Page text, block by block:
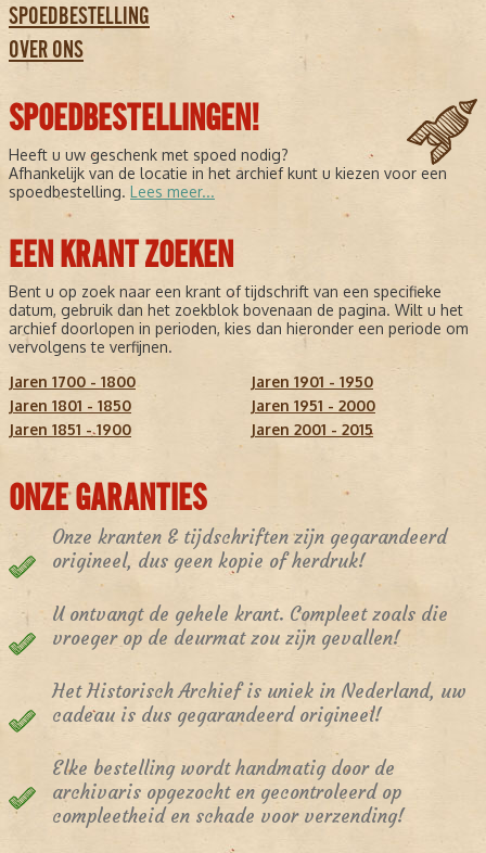
SPOEDBESTELLING
OVER ONS
SPOEDBESTELLINGEN!
Heeft u uw geschenk met spoed nodig?
Afhankelijk van de locatie in het archief kunt u kiezen voor een
spoedbestelling. Lees meer...
EEN KRANT ZOEKEN
Bent u op zoek naar een krant of tijdschrift van een specifieke
datum, gebruik dan het zoekblok bovenaan de pagina. Wilt u het
archief doorlopen in perioden, kies dan hieronder een periode om
vervolgens te verfijnen.
Jaren 1700 - 1800
Jaren 1801 - 1850
Jaren 1851 - 1900
Jaren 1901 - 1950
Jaren 1951 - 2000
Jaren 2001 - 2015
ONZE GARANTIES
Onze kranten & tijdschriften zijn gegarandeerd
origineel, dus geen kopie of herdruk!
U ontvangt de gehele krant. Compleet zoals die
vroeger op de deurmat zou zijn gevallen!
Het Historisch Archief is uniek in Nederland, uw
cadeau is dus gegarandeerd origineel!
Elke bestelling wordt handmatig door de
archivaris opgezocht en gecontroleerd op
compleetheid en schade voor verzending!